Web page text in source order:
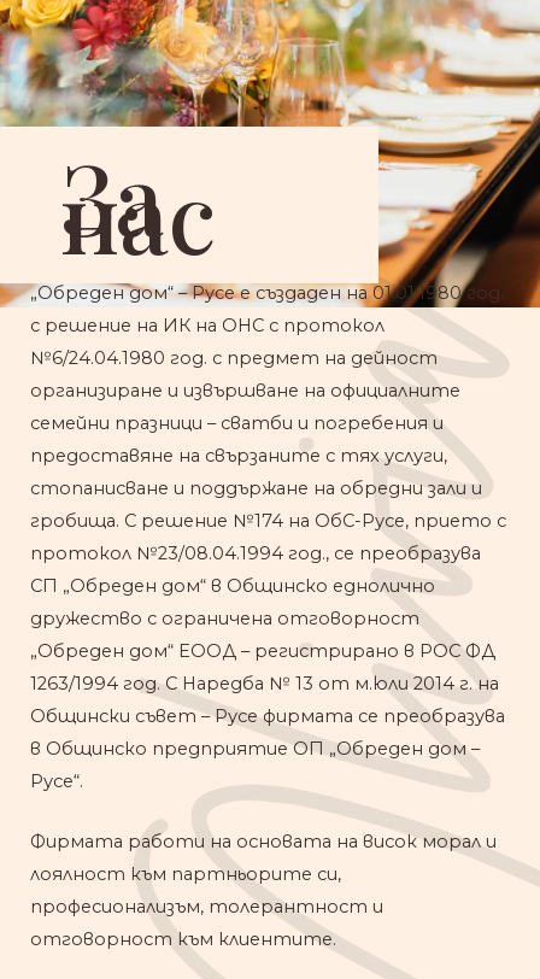
За
нас
„Обреден дом“ – Русе е създаден на 01.01.1980 год.
с решение на ИК на ОНС с протокол
№6/24.04.1980 год. с предмет на дейност
организиране и извършване на официалните
семейни празници – сватби и погребения и
предоставяне на свързаните с тях услуги,
стопанисване и поддържане на обредни зали и
гробища. С решение №174 на ОбС-Русе, прието с
протокол №23/08.04.1994 год., се преобразува
СП „Обреден дом“ в Общинско еднолично
дружество с ограничена отговорност
„Обреден дом“ ЕООД – регистрирано в РОС ФД
1263/1994 год. С Наредба № 13 от м.юли 2014 г. на
Общински съвет – Русе фирмата се преобразува
в Общинско предприятие ОП „Обреден дом –
Русе“.
Фирмата работи на основата на висок морал и
лоялност към партньорите си,
професионализъм, толерантност и
отговорност към клиентите.